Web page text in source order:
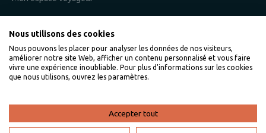
L'expertise VillaVEO
Mon espace propriétaire
Nous utilisons des cookies
Nous pouvons les placer pour analyser les données de nos visiteurs,
améliorer notre site Web, afficher un contenu personnalisé et vous faire
vivre une expérience inoubliable. Pour plus d'informations sur les cookies
que nous utilisons, ouvrez les paramètres.
Accepter tout